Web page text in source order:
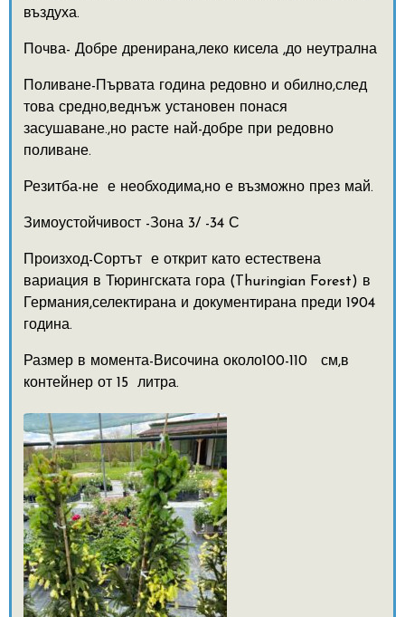
въздуха.
Почва- Добре дренирана,леко кисела ,до неутрална
Поливане-Първата година редовно и обилно,след
това средно,веднъж установен понася
засушаване.,но расте най-добре при редовно
поливане.
Резитба-не е необходима,но е възможно през май.
Зимоустойчивост -Зона 3/ -34 С
Произход-Сортът
е открит като естествена
вариация в Тюрингската гора (Thuringian Forest) в
Германия,селектирана и документирана преди 1904
година.
Размер в момента-Височина около100-110 см,в
контейнер от 15 литра.